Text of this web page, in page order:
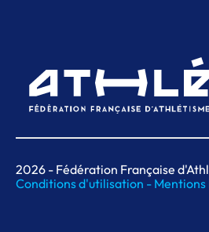
2026 - Fédération Française
Conditions d'utilisation -